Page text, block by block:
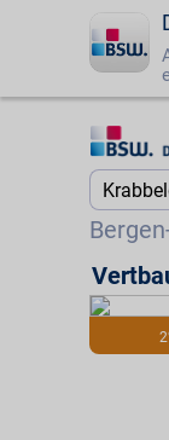
Startseite
☎ 0800 -